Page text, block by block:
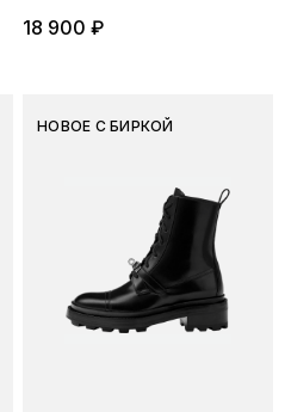
18 900 ₽
НОВОЕ С БИРКОЙ